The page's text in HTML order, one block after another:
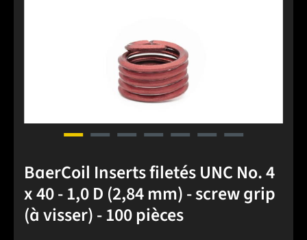
BaerCoil Inserts filetés UNC No. 4
x 40 - 1,0 D (2,84 mm) - screw grip
(à visser) - 100 pièces